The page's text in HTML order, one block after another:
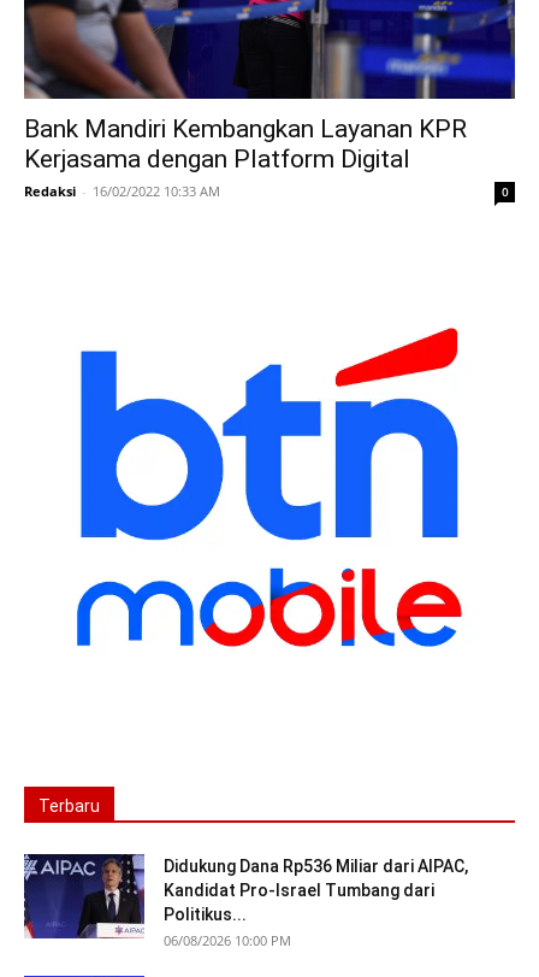
Bank Mandiri Kembangkan Layanan KPR
Kerjasama dengan Platform Digital
Redaksi - 16/02/2022 10:33 AM 0
Terbaru
Didukung Dana Rp536 Miliar dari AIPAC,
Kandidat Pro-Israel Tumbang dari
Politikus...
06/08/2026 10:00 PM